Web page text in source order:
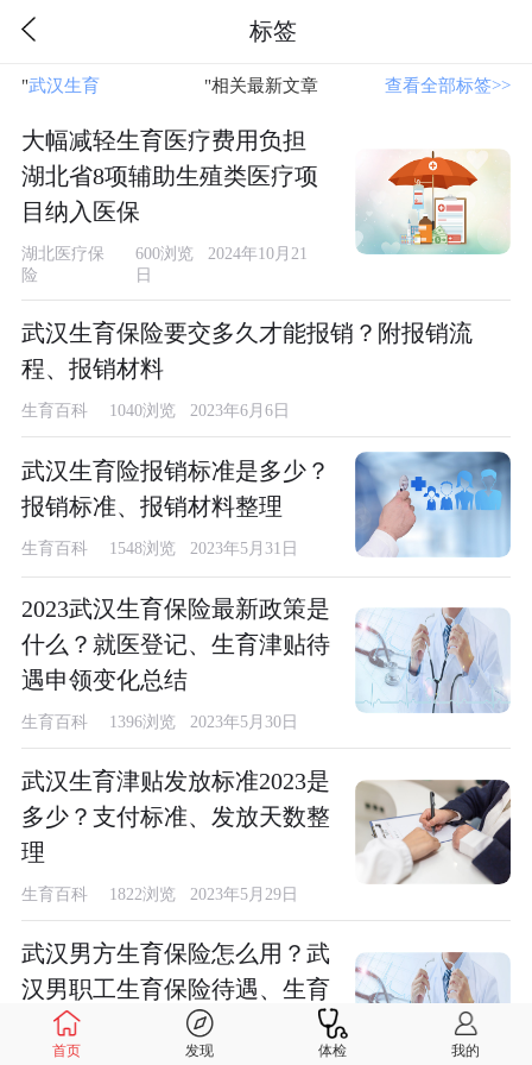
标签
"武汉生育 "相关最新文章 查看全部标签>>
大幅减轻生育医疗费用负担
湖北省8项辅助生殖类医疗项
目纳入医保
湖北医疗保
险
600浏览 2024年10月21
日
武汉生育保险要交多久才能报销？附报销流
程、报销材料
生育百科 1040浏览 2023年6月6日
武汉生育险报销标准是多少？
报销标准、报销材料整理
生育百科 1548浏览 2023年5月31日
2023武汉生育保险最新政策是
什么？就医登记、生育津贴待
遇申领变化总结
生育百科 1396浏览 2023年5月30日
武汉生育津贴发放标准2023是
多少？支付标准、发放天数整
理
生育百科 1822浏览 2023年5月29日
武汉男方生育保险怎么用？武
汉男职工生育保险待遇、生育
保险报销方式总结
首页 发现 体检 我的